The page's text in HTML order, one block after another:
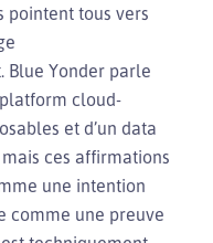
pointent tous vers
Blue Yonder parle
cloud-
et d’un data
ces affirmations
une intention
comme une preuve